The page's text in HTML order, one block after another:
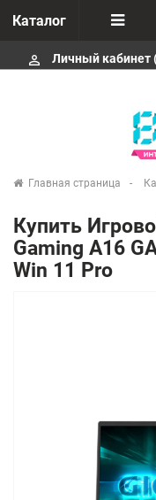
Каталог
Отзывы
Сервисные центры
+74952666992
perm_identity Личный кабинет
Главная страница
Купить
Gaming A16
Win 11 Pro